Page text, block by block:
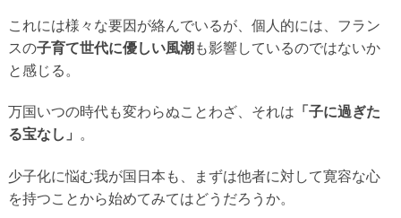
これには様々な要因が絡んでいるが、個人的には、フラン
スの子育て世代に優しい風潮 も影響しているのではないか
と感じる。
万国いつの時代も変わらぬことわざ、それは 「子に過ぎた
る宝なし」
。
少子化に悩む我が国日本も、まずは他者に対して寛容な心
を持つことから始めてみてはどうだろうか。